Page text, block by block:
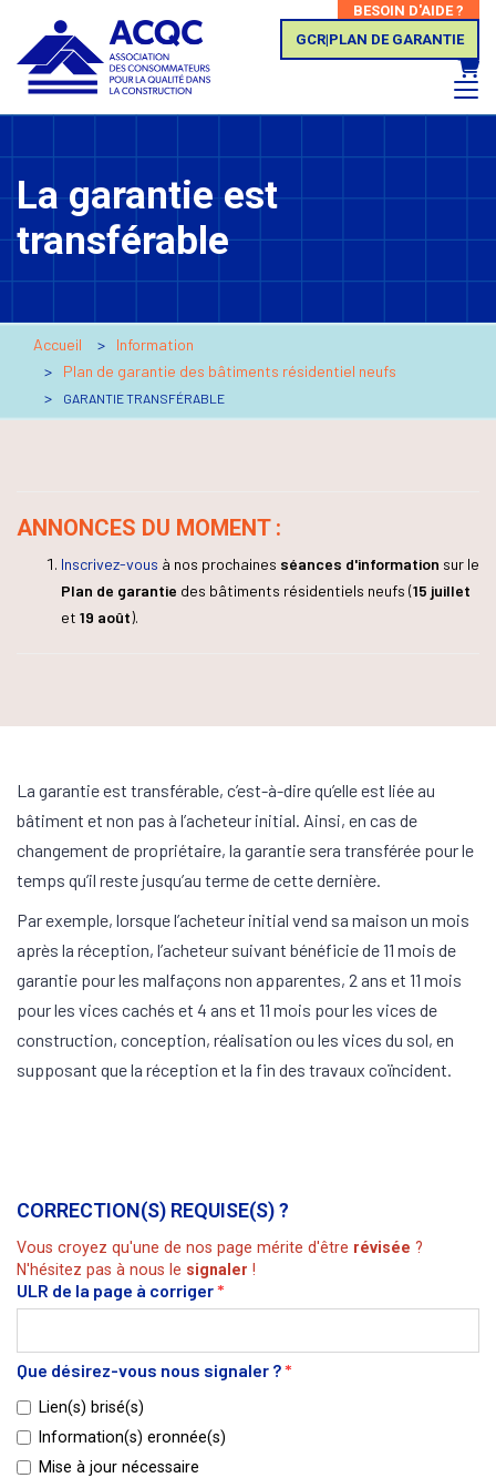
BESOIN D'AIDE ?
GCR|PLAN DE GARANTIE
La garantie est
transférable
Accueil
Information
Plan de garantie des bâtiments résidentiel neufs
GARANTIE TRANSFÉRABLE
ANNONCES DU MOMENT :
Inscrivez-vous à nos prochaines séances d'information sur le
Plan de garantie des bâtiments résidentiels neufs (15 juillet
et 19 août).
La garantie est transférable, c’est-à-dire qu’elle est liée au
bâtiment et non pas à l’acheteur initial. Ainsi, en cas de
changement de propriétaire, la garantie sera transférée pour le
temps qu’il reste jusqu’au terme de cette dernière.
Par exemple, lorsque l’acheteur initial vend sa maison un mois
après la réception, l’acheteur suivant bénéficie de 11 mois de
garantie pour les malfaçons non apparentes, 2 ans et 11 mois
pour les vices cachés et 4 ans et 11 mois pour les vices de
construction, conception, réalisation ou les vices du sol, en
supposant que la réception et la fin des travaux coïncident.
CORRECTION(S) REQUISE(S) ?
Vous croyez qu'une de nos page mérite d'être révisée ?
N'hésitez pas à nous le signaler !
ULR de la page à corriger*
Que désirez-vous nous signaler ?*
Lien(s) brisé(s)
Information(s) eronnée(s)
Mise à jour nécessaire